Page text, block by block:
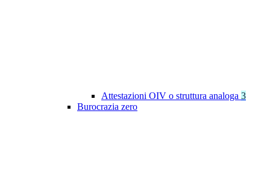
Attestazioni OIV o struttura analoga 3
Burocrazia zero